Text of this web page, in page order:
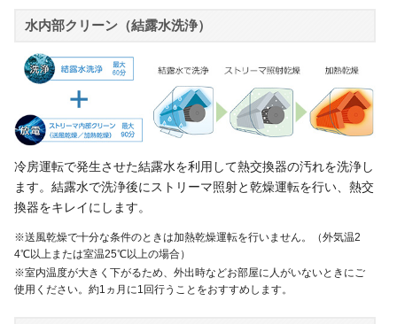
水内部クリーン（結露水洗浄）
冷房運転で発生させた結露水を利用して熱交換器の汚れを洗浄し
ます。結露水で洗浄後にストリーマ照射と乾燥運転を行い、熱交
換器をキレイにします。
※送風乾燥で十分な条件のときは加熱乾燥運転を行いません。（外気温2
4℃以上または室温25℃以上の場合）
※室内温度が大きく下がるため、外出時などお部屋に人がいないときにご
使用ください。約1ヵ月に1回行うことをおすすめします。